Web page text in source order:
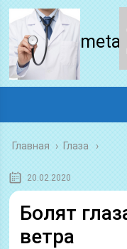
Главная › Глаза
20.02.2020
Болят
ветра